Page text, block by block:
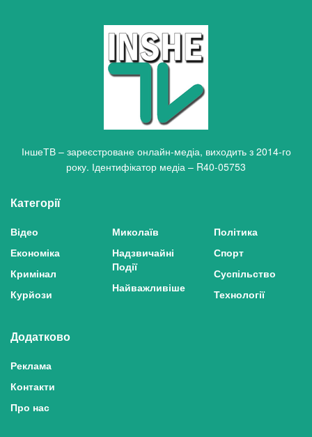
ІншеТВ – зареєстроване онлайн-медіа, виходить з 2014-го
року. Ідентифікатор медіа – R40-05753
Категорії
Відео
Економіка
Кримінал
Курйози
Миколаїв
Надзвичайні
Події
Найважливіше
Політика
Спорт
Суспільство
Технології
Додатково
Реклама
Контакти
Про нас